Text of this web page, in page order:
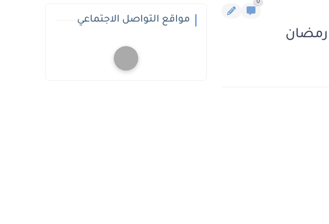
0
مواقع التواصل الاجتماعي